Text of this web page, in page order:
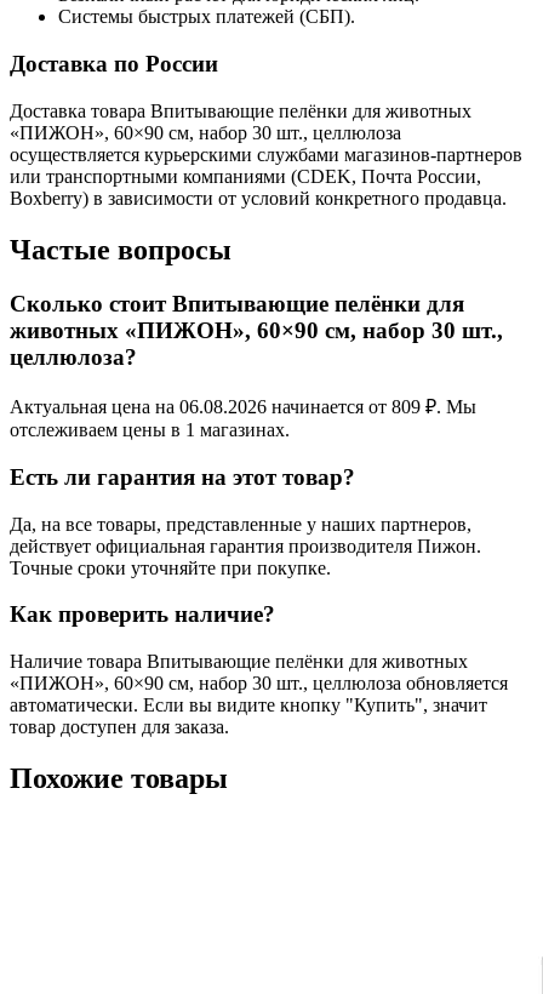
Системы быстрых платежей (СБП).
Доставка по России
Доставка товара Впитывающие пелёнки для животных
«ПИЖОН», 60×90 см, набор 30 шт., целлюлоза
осуществляется курьерскими службами магазинов-партнеров
или транспортными компаниями (CDEK, Почта России,
Boxberry) в зависимости от условий конкретного продавца.
Частые вопросы
Сколько стоит Впитывающие пелёнки для
животных «ПИЖОН», 60×90 см, набор 30 шт.,
целлюлоза?
Актуальная цена на 06.08.2026 начинается от 809 ₽. Мы
отслеживаем цены в 1 магазинах.
Есть ли гарантия на этот товар?
Да, на все товары, представленные у наших партнеров,
действует официальная гарантия производителя Пижон.
Точные сроки уточняйте при покупке.
Как проверить наличие?
Наличие товара Впитывающие пелёнки для животных
«ПИЖОН», 60×90 см, набор 30 шт., целлюлоза обновляется
автоматически. Если вы видите кнопку "Купить", значит
товар доступен для заказа.
Похожие товары